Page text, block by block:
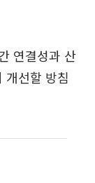
연결성과 산
개선할 방침